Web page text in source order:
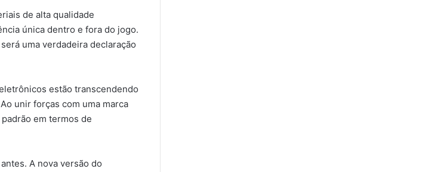
de alta qualidade
única dentro e fora do jogo.
uma verdadeira declaração
estão transcendendo
unir forças com uma marca
em termos de
A nova versão do